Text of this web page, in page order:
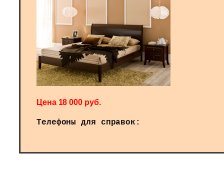
Цена 18 000 руб.
Телефоны для справок: